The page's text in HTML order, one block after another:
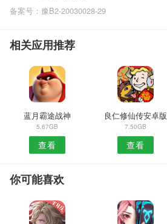
备案号：豫B2-20030028-29
相关应用推荐
蓝月霸途战神
5.67GB
查看
良仁修仙传安卓版
7.50GB
查看
你可能喜欢